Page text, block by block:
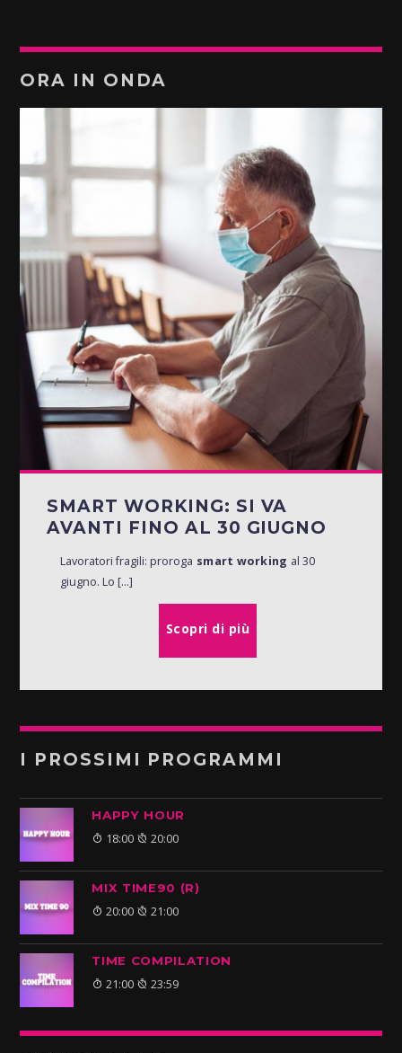
ORA IN ONDA
SMART WORKING: SI VA
AVANTI FINO AL 30 GIUGNO
Lavoratori fragili: proroga smart working al 30
giugno. Lo [...]
Scopri di più
I PROSSIMI PROGRAMMI
HAPPY HOUR
18:00 20:00
MIX TIME90 (R)
20:00 21:00
TIME COMPILATION
21:00 23:59